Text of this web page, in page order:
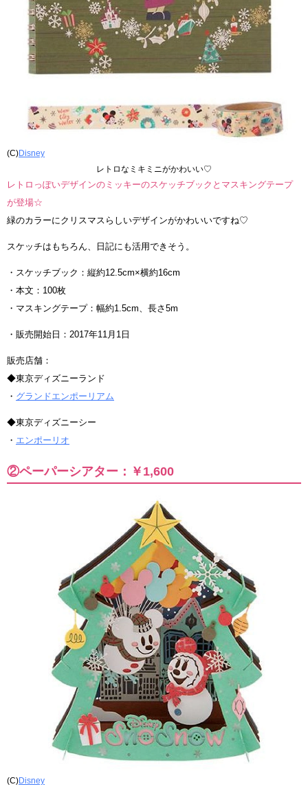
(C)Disney
レトロなミキミニがかわいい♡
レトロっぽいデザインのミッキーのスケッチブックとマスキングテープ
が登場☆
緑のカラーにクリスマスらしいデザインがかわいいですね♡
スケッチはもちろん、日記にも活用できそう。
・スケッチブック：縦約12.5cm×横約16cm
・本文：100枚
・マスキングテープ：幅約1.5cm、長さ5m
・販売開始日：2017年11月1日
販売店舗：
◆東京ディズニーランド
・ グランドエンポーリアム
◆東京ディズニーシー
・ エンポーリオ
②ペーパーシアター：￥1,600
(C)Disney